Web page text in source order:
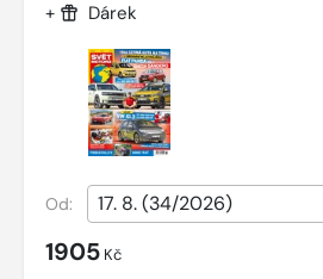
+ Dárek
Od:
1905 Kč